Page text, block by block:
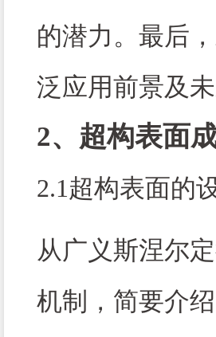
的潜力。最后
泛应用前景及
2、超构表面
2.1超构表面的
从广义斯涅尔
机制，简要介